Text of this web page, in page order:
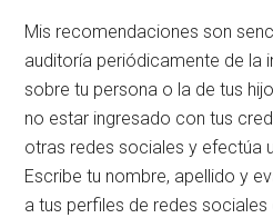
Mis recomendaciones son
auditoría periódicamente de la
sobre tu persona o la de tus
no estar ingresado con tus
otras redes sociales y efectúa
Escribe tu nombre, apellido y
a tus perfiles de redes